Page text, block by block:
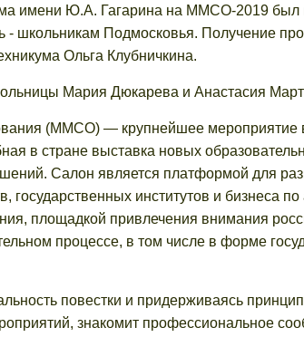
имени Ю.А. Гагарина на ММСО-2019 был
- школьникам Подмосковья. Получение
Ольга Клубничкина.
Мария Дюкарева и Анастасия
(ММСО) — крупнейшее мероприятие
в стране выставка новых
Салон является платформой для
государственных институтов и бизнеса
площадкой привлечения внимания
процессе, в том числе в форме
повестки и придерживаясь
знакомит профессиональное